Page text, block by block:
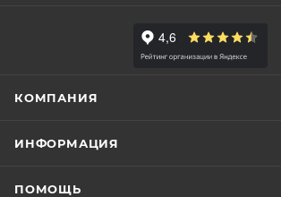
КОМПАНИЯ
ИНФОРМАЦИЯ
ПОМОЩЬ